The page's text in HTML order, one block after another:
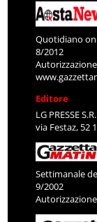
Quotidiano
8/2012
Editore
LG PRESSE
via Festaz, 52
Settimanale
9/2002